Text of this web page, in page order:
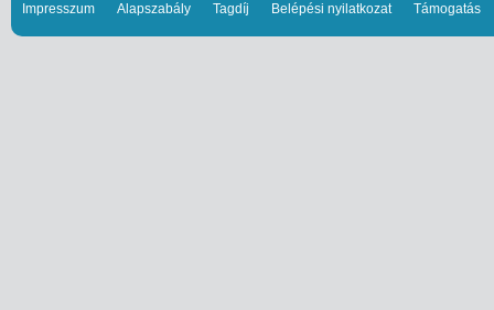
Impresszum Alapszabály Tagdíj Belépési nyilatkozat Támogatás